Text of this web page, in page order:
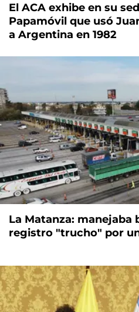
El ACA exhibe en su
Papamóvil que usó
a Argentina en 1982
La Matanza: manejaba
registro "trucho" por